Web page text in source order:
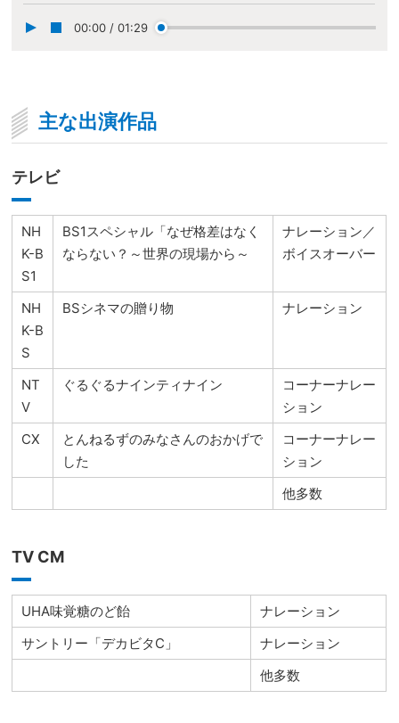
00:00 / 01:29
主な出演作品
テレビ
NH
K-B
S1
BS1スペシャル「なぜ格差はなく
ならない？～世界の現場から～
ナレーション／
ボイスオーバー
NH
K-B
S
BSシネマの贈り物 ナレーション
NT
V
ぐるぐるナインティナイン
コーナーナレー
ション
CX
とんねるずのみなさんのおかげで
した
コーナーナレー
ション
他多数
TV CM
UHA味覚糖のど飴
ナレーション
サントリー「デカビタC」
ナレーション
他多数